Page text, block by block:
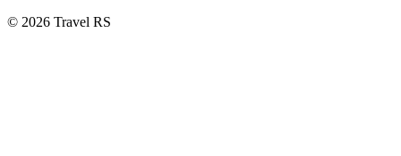
© 2026 Travel RS